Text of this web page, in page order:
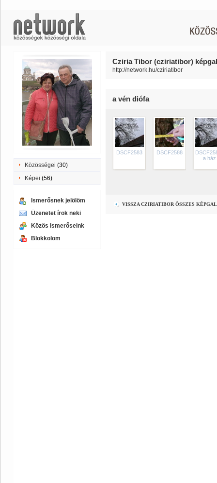
Közösségei (30)
Képei (56)
Ismerősnek jelölöm
Üzenetet írok neki
Közös ismerőseink
Blokkolom
Cziria Tibor (cziriatibor)
http://network.hu/cziriatibor
a vén diófa
DSCF2583 DSCF2588
a ház
VISSZA CZIRIATIBOR ÖSSZES